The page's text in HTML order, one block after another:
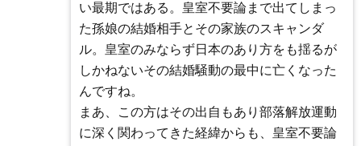
い最期ではある。皇室不要論まで出てしまっ
た孫娘の結婚相手とその家族のスキャンダ
ル。皇室のみならず日本のあり方をも揺るが
しかねないその結婚騒動の最中に亡くなった
んですね。
まあ、この方はその出自もあり部落解放運動
に深く関わってきた経緯からも、皇室不要論